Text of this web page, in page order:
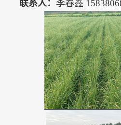
联系人： 李春鑫